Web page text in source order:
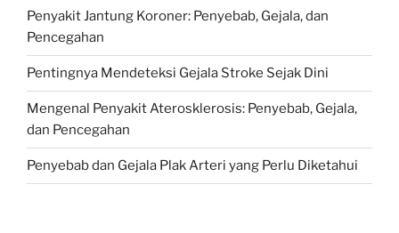
Penyakit Jantung Koroner: Penyebab, Gejala, dan
Pencegahan
Pentingnya Mendeteksi Gejala Stroke Sejak Dini
Mengenal Penyakit Aterosklerosis: Penyebab, Gejala,
dan Pencegahan
Penyebab dan Gejala Plak Arteri yang Perlu Diketahui